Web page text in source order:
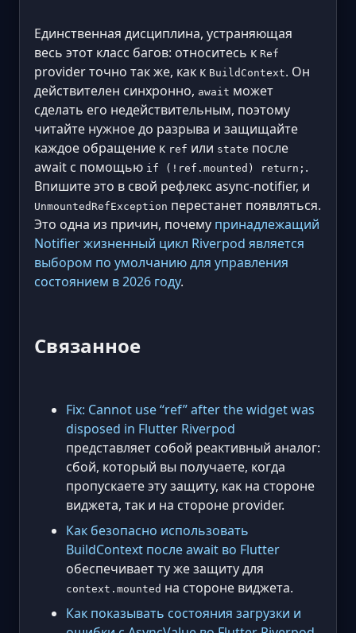
Единственная дисциплина, устраняющая
весь этот класс багов: относитесь к Ref
provider точно так же, как к BuildContext. Он
действителен синхронно, await может
сделать его недействительным, поэтому
читайте нужное до разрыва и защищайте
каждое обращение к ref или state после
await с помощью if (!ref.mounted) return; .
Впишите это в свой рефлекс async-notifier, и
UnmountedRefException перестанет появляться.
Это одна из причин, почему принадлежащий
Notifier жизненный цикл Riverpod является
выбором по умолчанию для управления
состоянием в 2026 году.
Связанное
Fix: Cannot use “ref” after the widget was
disposed in Flutter Riverpod
представляет собой реактивный аналог:
сбой, который вы получаете, когда
пропускаете эту защиту, как на стороне
виджета, так и на стороне provider.
Как безопасно использовать
BuildContext после await во Flutter
обеспечивает ту же защиту для
context.mounted на стороне виджета.
Как показывать состояния загрузки и